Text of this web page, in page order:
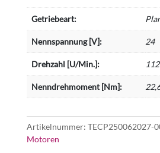
Getriebeart:
Nennspannung [V]: 24
Drehzahl [U/Min.]: 112
Nenndrehmoment [Nm]:
Artikelnummer: TECP250062027-
Motoren